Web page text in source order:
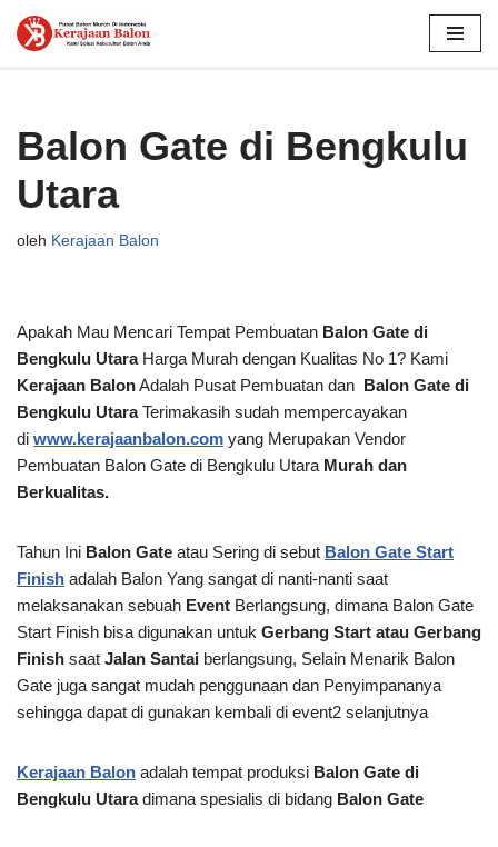
Balon Gate di Bengkulu
Utara
oleh Kerajaan Balon
Apakah Mau Mencari Tempat Pembuatan Balon Gate di
Bengkulu Utara Harga Murah dengan Kualitas No 1? Kami
Kerajaan BalonAdalah Pusat Pembuatan dan Balon Gate di
Bengkulu UtaraTerimakasih sudah mempercayakan
di www.kerajaanbalon.com yang Merupakan Vendor
Pembuatan Balon Gate di Bengkulu Utara Murah dan
Berkualitas.
Tahun Ini Balon Gate atau Sering di sebut Balon Gate Start
Finish adalah Balon Yang sangat di nanti-nanti saat
melaksanakan sebuah Event Berlangsung, dimana Balon Gate
Start Finish bisa digunakan untuk Gerbang Start atau Gerbang
Finish saat Jalan Santai berlangsung, Selain Menarik Balon
Gate juga sangat mudah penggunaan dan Penyimpananya
sehingga dapat di gunakan kembali di event2 selanjutnya
Kerajaan Balon adalah tempat produksi Balon Gate di
Bengkulu Utaradimana spesialis di bidang Balon Gate